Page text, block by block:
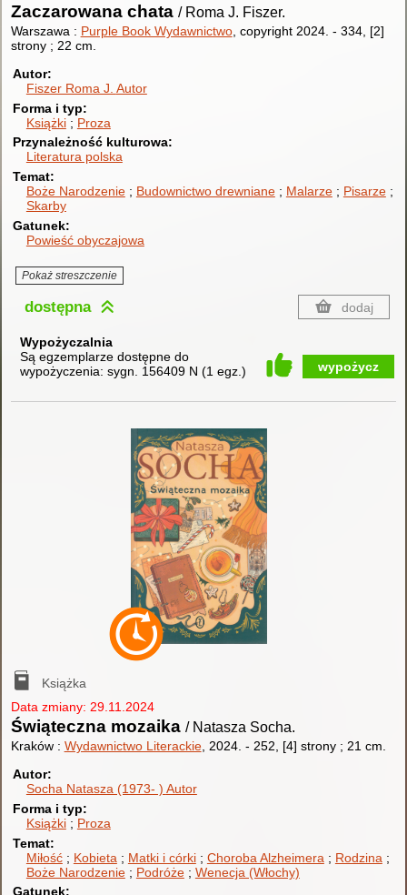
Zaczarowana chata / Roma J. Fiszer.
Warszawa : Purple Book Wydawnictwo, copyright 2024. - 334, [2]
strony ; 22 cm.
Autor
Fiszer Roma J. Autor
Forma i typ
Książki
Proza
Przynależność kulturowa
Literatura polska
Temat
Boże Narodzenie
Budownictwo drewniane Malarze
Pisarze
Skarby
Gatunek
Powieść obyczajowa
Pokaż streszczenie
dostępna dodaj
Wypożyczalnia
Są egzemplarze dostępne do
wypożyczenia: sygn. 156409 N (1 egz.) wypożycz
Książka
Data zmiany: 29.11.2024
Świąteczna mozaika / Natasza Socha.
Kraków : Wydawnictwo Literackie, 2024. - 252, [4] strony ; 21 cm.
Autor
Socha Natasza (1973- ) Autor
Forma i typ
Książki
Proza
Temat
Miłość
Kobieta Matki i córki Choroba Alzheimera
Rodzina
Boże Narodzenie
Podróże
Wenecja (Włochy)
Gatunek